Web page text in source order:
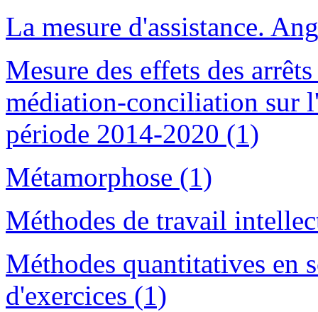
La mesure d'assistance.
Mesure des effets des
médiation-conciliation sur
période 2014-2020 (1)
Métamorphose (1)
Méthodes de travail
Méthodes quantitatives en
d'exercices (1)